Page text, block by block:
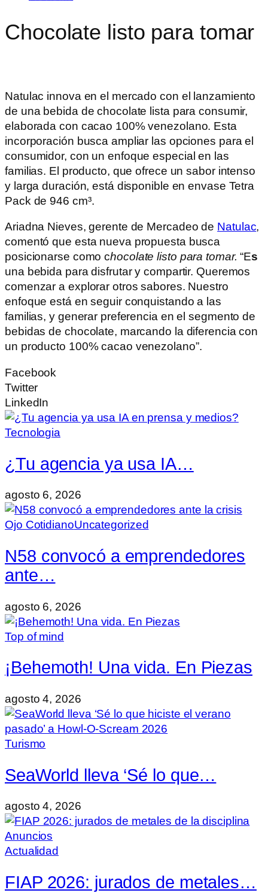
Chocolate listo para tomar
Natulac innova en el mercado con el lanzamiento
de una bebida de chocolate lista para consumir,
elaborada con cacao 100% venezolano. Esta
incorporación busca ampliar las opciones para el
consumidor, con un enfoque especial en las
familias. El producto, que ofrece un sabor intenso
y larga duración, está disponible en envase Tetra
Pack de 946 cm³.
Ariadna Nieves, gerente de Mercadeo de Natulac,
comentó que esta nueva propuesta busca
posicionarse como chocolate listo para tomar. “Es
una bebida para disfrutar y compartir. Queremos
comenzar a explorar otros sabores. Nuestro
enfoque está en seguir conquistando a las
familias, y generar preferencia en el segmento de
bebidas de chocolate, marcando la diferencia con
un producto 100% cacao venezolano”.
Facebook
Twitter
LinkedIn
Tecnologia
¿Tu agencia ya usa IA…
agosto 6, 2026
Ojo CotidianoUncategorized
N58 convocó a emprendedores
ante…
agosto 6, 2026
Top of mind
¡Behemoth! Una vida. En Piezas
agosto 4, 2026
Turismo
SeaWorld lleva ‘Sé lo que…
agosto 4, 2026
Actualidad
FIAP 2026: jurados de metales…